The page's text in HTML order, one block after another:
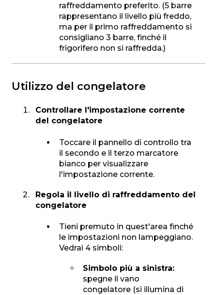
raffreddamento preferito. (5 barre
rappresentano il livello più freddo,
ma per il primo raffreddamento si
consigliano 3 barre, finché il
frigorifero non si raffredda.)
Utilizzo del congelatore
Controllare l'impostazione corrente
del congelatore
Toccare il pannello di controllo tra
il secondo e il terzo marcatore
bianco per visualizzare
l'impostazione corrente.
Regola il livello di raffreddamento del
congelatore
Tieni premuto in quest'area finché
le impostazioni non lampeggiano.
Vedrai 4 simboli:
Simbolo più a sinistra:
spegne il vano
congelatore (si illumina di